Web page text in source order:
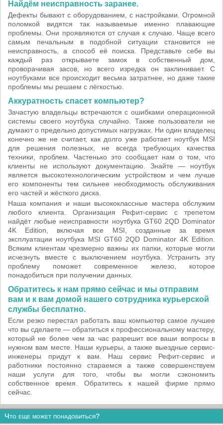
Найдём неисправность заранее.
Дефекты бывают с оборудованием, с настройками. Огромной
поломкой видятся так называемые именно плавающие
проблемы. Они проявляются от случая к случаю. Чаще всего
самым печальным в подобной ситуации становится не
неисправность, а способ её поиска. Представьте себе вы
каждый раз открываете замок в собственный дом,
проворачивая засов, но всего изредка он заклинивает. С
ноутбуками все происходит весьма затратнее, но даже такие
проблемы мы решаем с лёгкостью.
Аккуратность спасет компьютер?
Зачастую владельцы встречаются с ошибками операционной
системы своего ноутбука случайно. Также пользователи не
думают о предельно допустимых нагрузках. Ни один владелец
конечно же не считает, как долго уже работает ноутбук MSI
для решения полезных, не всегда требующих качества
техники, проблем. Частенько это сообщает нам о том, что
клиенты не используют документацию. Знайте — ноутбук
является высокотехнологическим устройством и чем лучше
его компоненты тем сильнее необходимость обслуживания
его частей и жёсткого диска.
Наша компания и наши высококлассные мастера обслужим
любого клиента. Организация Рефит-сервис с трепетом
найдёт любые неисправности ноутбука GT60 2QD Dominator
4K Edition, включая все MSI, созданные за время
эксплуатации ноутбука MSI GT60 2QD Dominator 4K Edition.
Всяким клиентам чрезмерно важны их папки, которые могли
исчезнуть вместе с выключением ноутбука. Устранить эту
проблему поможет современное железо, которое
понадобиться при получении данных.
Обратитесь к нам прямо сейчас и мы отправим
вам и к вам домой нашего сотрудника курьерской
службы бесплатно.
Если резко перестал работать ваш компьютер самое лучшее
что вы сделаете — обратиться к профессиональному мастеру,
который не более чем за час разрешит все ваши вопросы в
нужном вам месте. Наши курьеры, а также выездные сервис-
инженеры придут к вам. Наш сервис Рефит-сервис и
работники постоянно стараемся а также совершенствуем
наши услуги для того, чтобы вы могли сэкономить
собственное время. Обратитесь к нашей фирме прямо
сейчас.
Что еще может понадобиться?